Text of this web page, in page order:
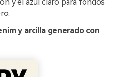
y el azul claro para fondos
y arcilla generado con